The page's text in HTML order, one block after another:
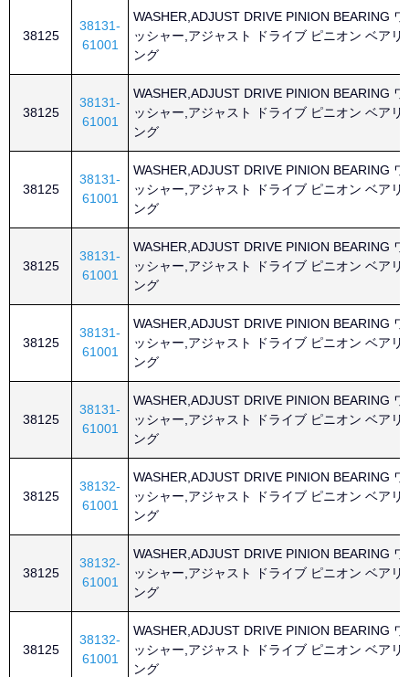
38125
38131-
61001
WASHER,ADJUST DRIVE PINION BEARING ワ
ッシャー,アジャスト ドライブ ピニオン ベアリ
ング
38125
38131-
61001
WASHER,ADJUST DRIVE PINION BEARING ワ
ッシャー,アジャスト ドライブ ピニオン ベアリ
ング
38125
38131-
61001
WASHER,ADJUST DRIVE PINION BEARING ワ
ッシャー,アジャスト ドライブ ピニオン ベアリ
ング
38125
38131-
61001
WASHER,ADJUST DRIVE PINION BEARING ワ
ッシャー,アジャスト ドライブ ピニオン ベアリ
ング
38125
38131-
61001
WASHER,ADJUST DRIVE PINION BEARING ワ
ッシャー,アジャスト ドライブ ピニオン ベアリ
ング
38125
38131-
61001
WASHER,ADJUST DRIVE PINION BEARING ワ
ッシャー,アジャスト ドライブ ピニオン ベアリ
ング
38125
38132-
61001
WASHER,ADJUST DRIVE PINION BEARING ワ
ッシャー,アジャスト ドライブ ピニオン ベアリ
ング
38125
38132-
61001
WASHER,ADJUST DRIVE PINION BEARING ワ
ッシャー,アジャスト ドライブ ピニオン ベアリ
ング
38125
38132-
61001
WASHER,ADJUST DRIVE PINION BEARING ワ
ッシャー,アジャスト ドライブ ピニオン ベアリ
ング